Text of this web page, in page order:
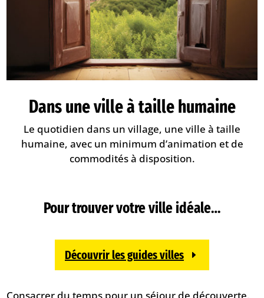
Dans une ville à taille humaine
Le quotidien dans un village, une ville à taille
humaine, avec un minimum d’animation et de
commodités à disposition.
Pour trouver votre ville idéale…
Découvrir les guides villes
Consacrer du temps pour un séjour de découverte,